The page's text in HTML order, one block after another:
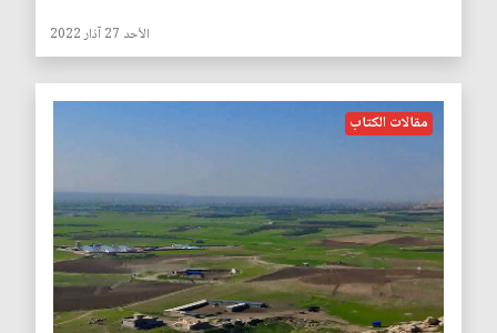
الأحد 27 آذار 2022
مقالات الكتاب